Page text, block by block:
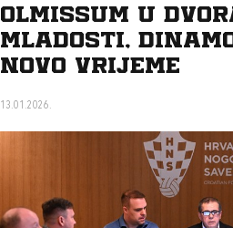
Olmissum u
mladosti,
Novo Vrijeme
13.01.2026.